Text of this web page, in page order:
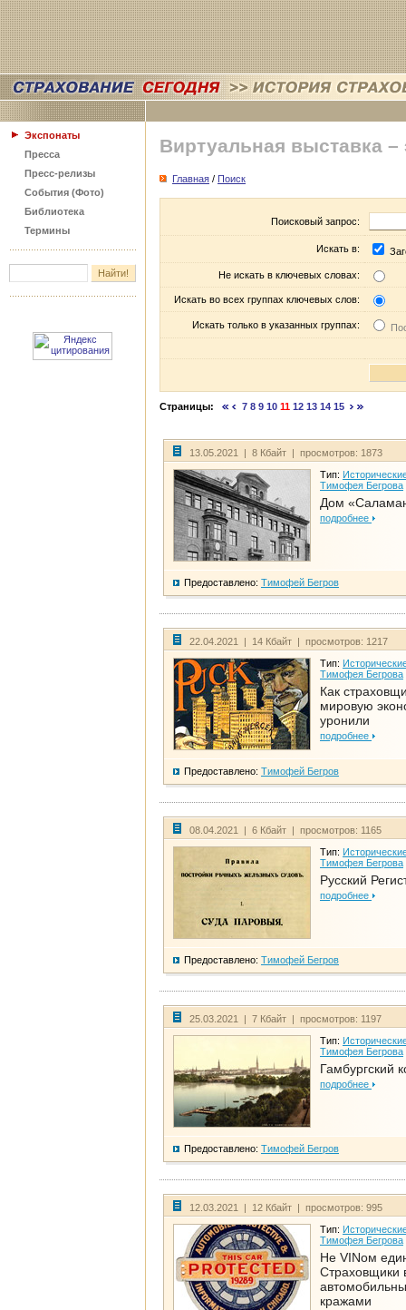
Экспонаты
Пресса
Пресс-релизы
События (Фото)
Библиотека
Термины
Виртуальная выставка –
Главная / Поиск
Поисковый запрос:
Искать в:
Не искать в ключевых словах:
Искать во всех группах ключевых слов:
Искать только в указанных группах:
Страницы: 7 8 9 10 11 12 13 14 15
13.05.2021 | 8 Кбайт | просмотров: 1873
Тип:
Тимофея Бегрова
Дом
подробнее
Предоставлено: Тимофей Бегров
22.04.2021 | 14 Кбайт | просмотров: 1217
Тип:
Тимофея Бегрова
Как
мировую
уронили
подробнее
Предоставлено: Тимофей Бегров
08.04.2021 | 6 Кбайт | просмотров: 1165
Тип:
Тимофея Бегрова
Русский
подробнее
Предоставлено: Тимофей Бегров
25.03.2021 | 7 Кбайт | просмотров: 1197
Тип:
Тимофея Бегрова
Гамбургский
подробнее
Предоставлено: Тимофей Бегров
12.03.2021 | 12 Кбайт | просмотров: 995
Тип:
Тимофея Бегрова
Не VINом
Страховщики
кражами